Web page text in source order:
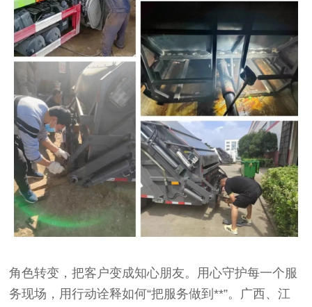
角色转变，把客户变成知心朋友。用心守护每一个服
务现场，用行动诠释如何“把服务做到**”。广西、江